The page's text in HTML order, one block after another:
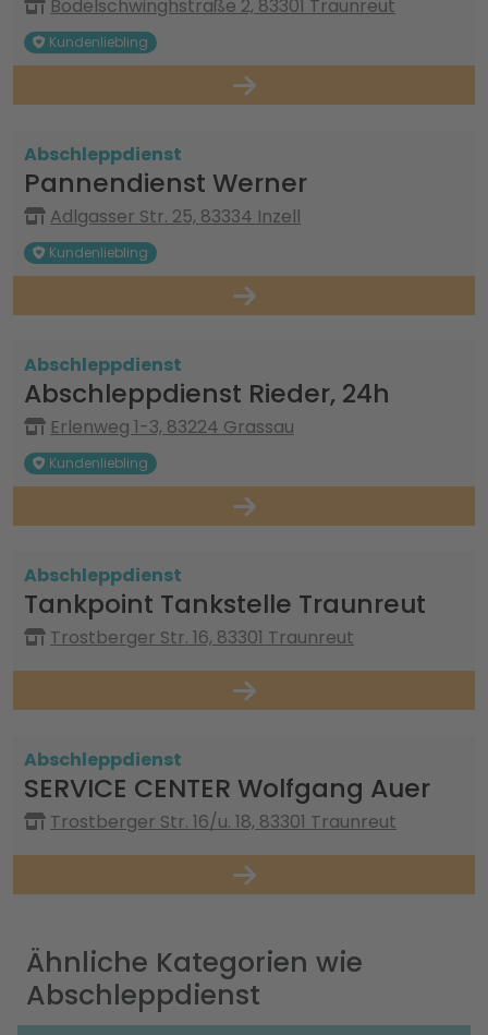
Bodelschwinghstraße 2, 83301 Traunreut
Kundenliebling
Abschleppdienst
Pannendienst Werner
Adlgasser Str. 25, 83334 Inzell
Kundenliebling
Abschleppdienst
Abschleppdienst Rieder, 24h
Erlenweg 1-3, 83224 Grassau
Kundenliebling
Abschleppdienst
Tankpoint Tankstelle Traunreut
Trostberger Str. 16, 83301 Traunreut
Abschleppdienst
SERVICE CENTER Wolfgang Auer
Trostberger Str. 16/u. 18, 83301 Traunreut
Ähnliche Kategorien wie
Abschleppdienst